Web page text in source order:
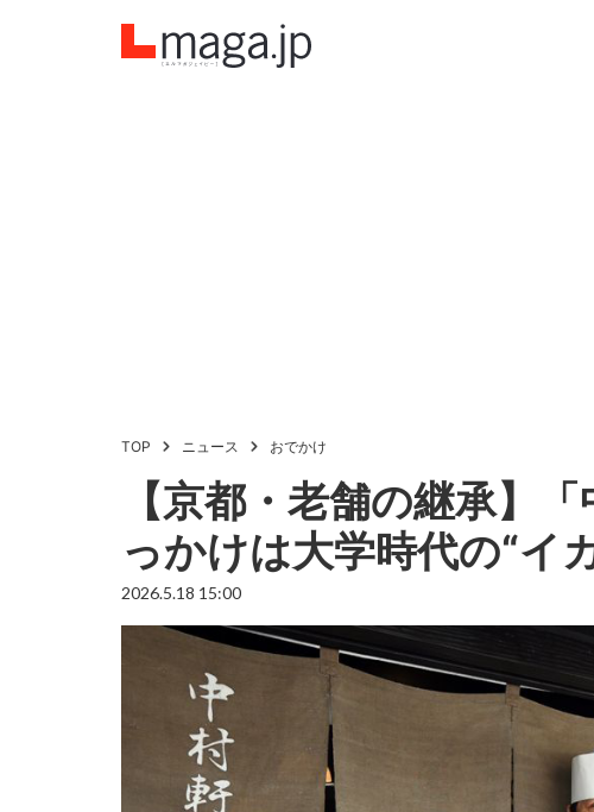
TOP ニュース おでかけ
【京都・老舗の継承】
っかけは大学時代の“イ
2026.5.18 15:00